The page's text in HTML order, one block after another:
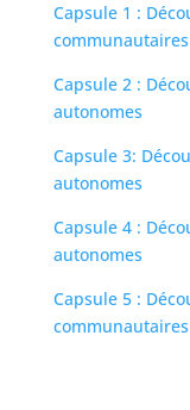
Capsule 1 :
Capsule 2 :
autonomes
Capsule 3:
autonomes
Capsule 4 :
autonomes
Capsule 5 :